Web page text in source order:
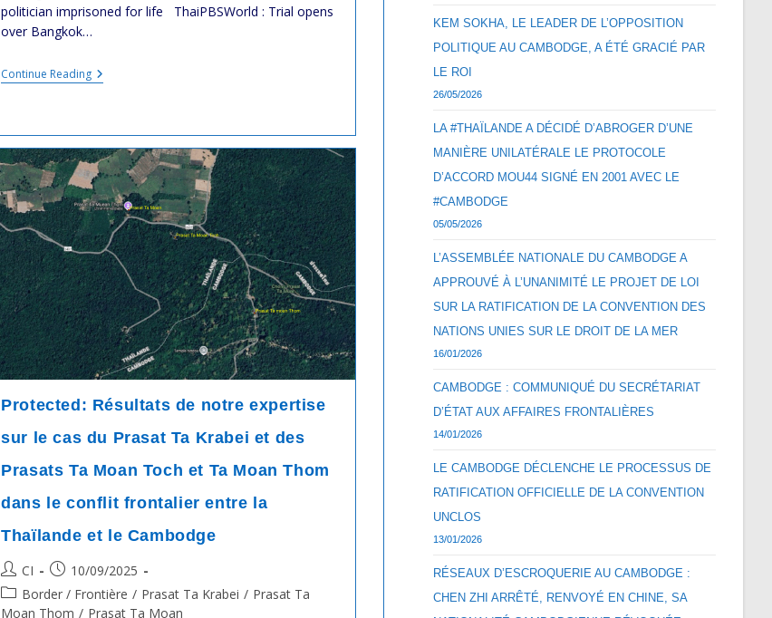
politician imprisoned for life ThaiPBSWorld : Trial opens
over Bangkok…
Continue ReadingAssassinat
De
:
Ouverture
Du
Procès
À
Bangkok
Protected: Résultats de notre expertise
sur le cas du Prasat Ta Krabei et des
Prasats Ta Moan Toch et Ta Moan Thom
dans le conflit frontalier entre la
Thaïlande et le Cambodge
Post
author:
CI
Post
published:
10/09/2025
Post
category:
Border / Frontière / Prasat Ta Krabei / Prasat Ta
Moan Thom / Prasat Ta Moan
KEM SOKHA, LE LEADER DE L’OPPOSITION
POLITIQUE AU CAMBODGE, A ÉTÉ GRACIÉ PAR
LE ROI
26/05/2026
LA #THAÏLANDE A DÉCIDÉ D’ABROGER D’UNE
MANIÈRE UNILATÉRALE LE PROTOCOLE
D’ACCORD MOU44 SIGNÉ EN 2001 AVEC LE
#CAMBODGE
05/05/2026
L’ASSEMBLÉE NATIONALE DU CAMBODGE A
APPROUVÉ À L’UNANIMITÉ LE PROJET DE LOI
SUR LA RATIFICATION DE LA CONVENTION DES
NATIONS UNIES SUR LE DROIT DE LA MER
16/01/2026
CAMBODGE : COMMUNIQUÉ DU SECRÉTARIAT
D’ÉTAT AUX AFFAIRES FRONTALIÈRES
14/01/2026
LE CAMBODGE DÉCLENCHE LE PROCESSUS DE
RATIFICATION OFFICIELLE DE LA CONVENTION
UNCLOS
13/01/2026
RÉSEAUX D’ESCROQUERIE AU CAMBODGE :
CHEN ZHI ARRÊTÉ, RENVOYÉ EN CHINE, SA